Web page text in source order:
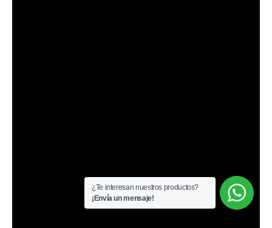
¿Te interesan nuestros productos?
¡Envía un mensaje!